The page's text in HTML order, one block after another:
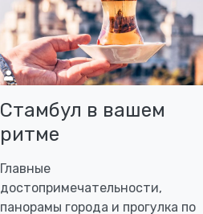
Стамбул в вашем
ритме
Главные
достопримечательности,
панорамы города и прогулка по